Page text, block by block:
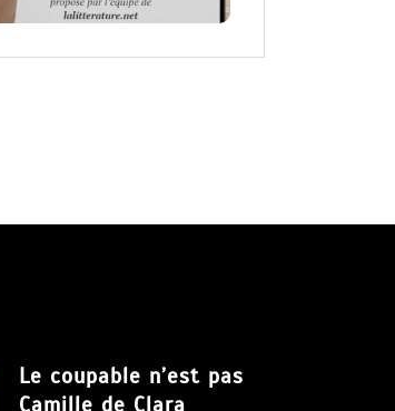
Le coupable n’est pas
Camille de Clara